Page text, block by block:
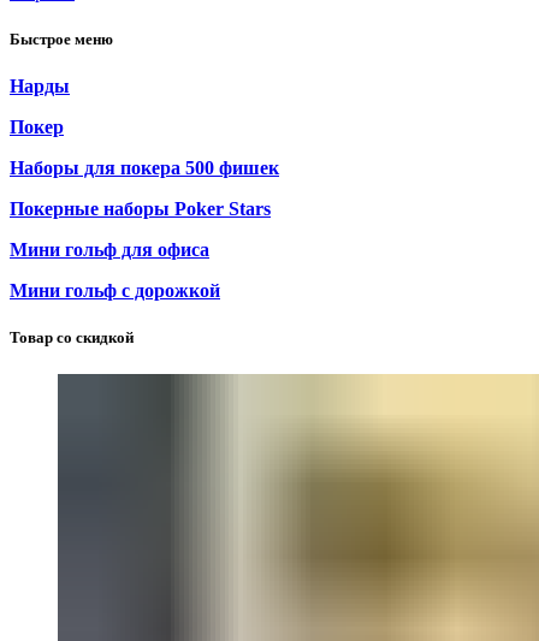
Быстрое меню
Нарды
Покер
Наборы для покера 500 фишек
Покерные наборы Poker Stars
Мини гольф для офиса
Мини гольф с дорожкой
Товар со скидкой